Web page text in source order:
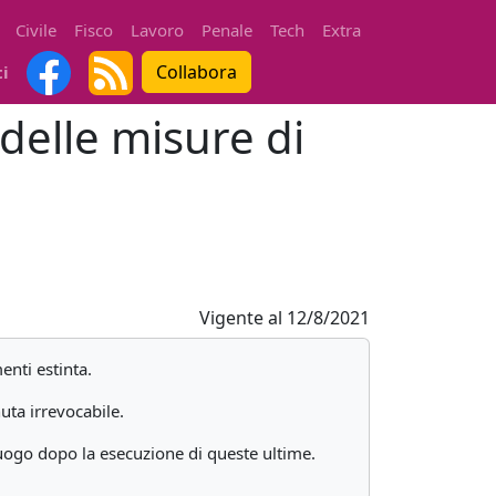
Civile Fisco Lavoro Penale Tech
Extra
Collabora
misure di
Vigente al 12/8/2021
estinta.
irrevocabile.
dopo la esecuzione di queste ultime.